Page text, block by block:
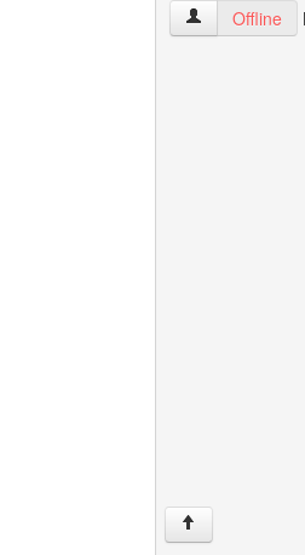
Offline
↑